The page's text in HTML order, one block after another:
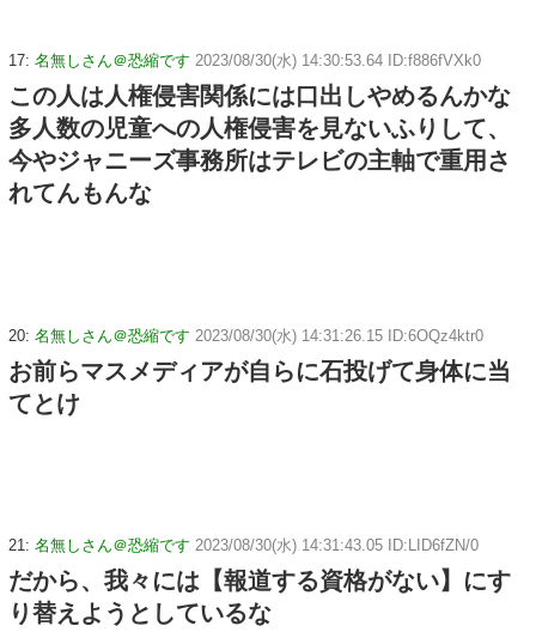
17: 名無しさん＠恐縮です 2023/08/30(水) 14:30:53.64 ID:f886fVXk0
この人は人権侵害関係には口出しやめるんかな
多人数の児童への人権侵害を見ないふりして、
今やジャニーズ事務所はテレビの主軸で重用さ
れてんもんな
20: 名無しさん＠恐縮です 2023/08/30(水) 14:31:26.15 ID:6OQz4ktr0
お前らマスメディアが自らに石投げて身体に当
てとけ
21: 名無しさん＠恐縮です 2023/08/30(水) 14:31:43.05 ID:LID6fZN/0
だから、我々には【報道する資格がない】にす
り替えようとしているな